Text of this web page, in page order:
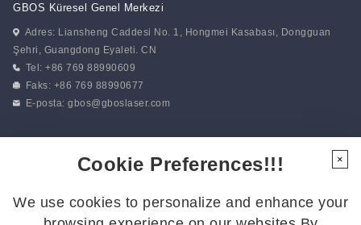
GBOS Küresel Genel Merkezi
Adres: Liansheng Caddesi No. 1, Hongmei Kasabası, Dongguan
Şehri, Guangdong Eyaleti. CN
Tel: +86 769 88990609
Faks: +86 769 88990677
E-posta:gbos@gboslaser.com
Cookie Preferences!!!
We use cookies to personalize and enhance your
×